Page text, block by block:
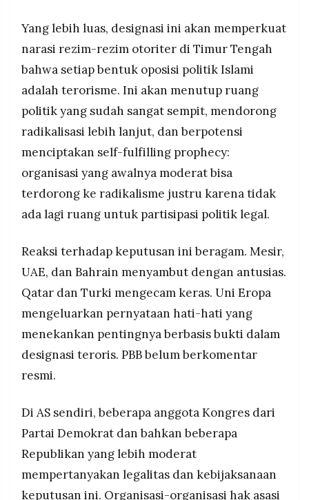
Yang lebih luas, designasi ini akan memperkuat
narasi rezim-rezim otoriter di Timur Tengah
bahwa setiap bentuk oposisi politik Islami
adalah terorisme. Ini akan menutup ruang
politik yang sudah sangat sempit, mendorong
radikalisasi lebih lanjut, dan berpotensi
menciptakan self-fulfilling prophecy:
organisasi yang awalnya moderat bisa
terdorong ke radikalisme justru karena tidak
ada lagi ruang untuk partisipasi politik legal.
Reaksi terhadap keputusan ini beragam. Mesir,
UAE, dan Bahrain menyambut dengan antusias.
Qatar dan Turki mengecam keras. Uni Eropa
mengeluarkan pernyataan hati-hati yang
menekankan pentingnya berbasis bukti dalam
designasi teroris. PBB belum berkomentar
resmi.
Di AS sendiri, beberapa anggota Kongres dari
Partai Demokrat dan bahkan beberapa
Republikan yang lebih moderat
mempertanyakan legalitas dan kebijaksanaan
keputusan ini. Organisasi-organisasi hak asasi